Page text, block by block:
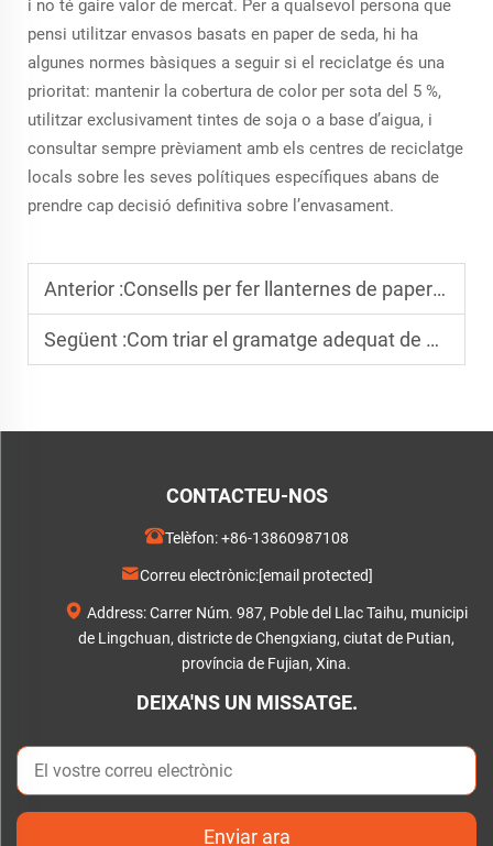
i no té gaire valor de mercat. Per a qualsevol persona que
pensi utilitzar envasos basats en paper de seda, hi ha
algunes normes bàsiques a seguir si el reciclatge és una
prioritat: mantenir la cobertura de color per sota del 5 %,
utilitzar exclusivament tintes de soja o a base d’aigua, i
consultar sempre prèviament amb els centres de reciclatge
locals sobre les seves polítiques específiques abans de
prendre cap decisió definitiva sobre l’envasament.
Anterior :Consells per fer llanternes de paper amb paper de seda de colors
Següent :Com triar el gramatge adequat de paper de seda de colors: 14 g, 17 g i 26 g, segons les diferents necessitats
CONTACTEU-NOS
Telèfon:+86-13860987108
Correu electrònic:[email protected]
Address: Carrer Núm. 987, Poble del Llac Taihu, municipi
de Lingchuan, districte de Chengxiang, ciutat de Putian,
província de Fujian, Xina.
DEIXA'NS UN MISSATGE.
Enviar ara